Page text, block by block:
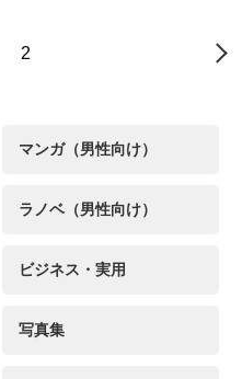
2 →
マンガ（男性向け）
ラノベ（男性向け）
ビジネス・実用
写真集